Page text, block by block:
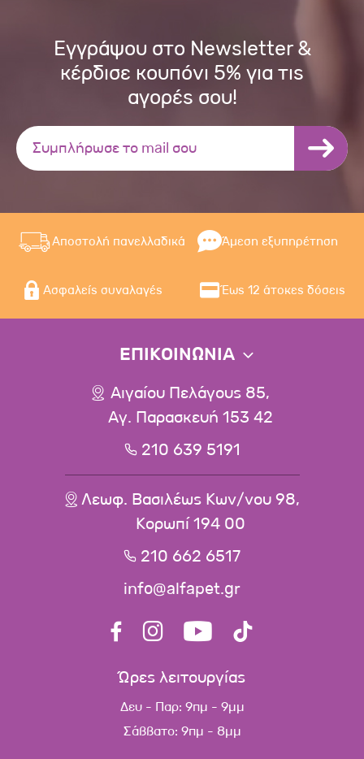
Εγγράψου στο Newsletter &
κέρδισε κουπόνι 5% για τις
αγορές σου!
Αποστολή πανελλαδικά Άμεση εξυπηρέτηση
Ασφαλείς συναλαγές Έως 12 άτοκες δόσεις
ΕΠΙΚΟΙΝΩΝΙΑ
Αιγαίου Πελάγους 85,
Αγ. Παρασκευή 153 42
210 639 5191
Λεωφ. Βασιλέως Κων/νου 98,
Κορωπί 194 00
210 662 6517
info@alfapet.gr
Ώρες λειτουργίας
Δευ - Παρ: 9πμ - 9μμ
Σάββατο: 9πμ - 8μμ